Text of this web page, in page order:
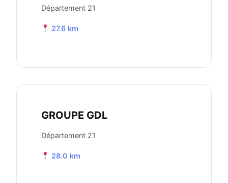
Département 21
27.6 km
GROUPE GDL
Département 21
28.0 km